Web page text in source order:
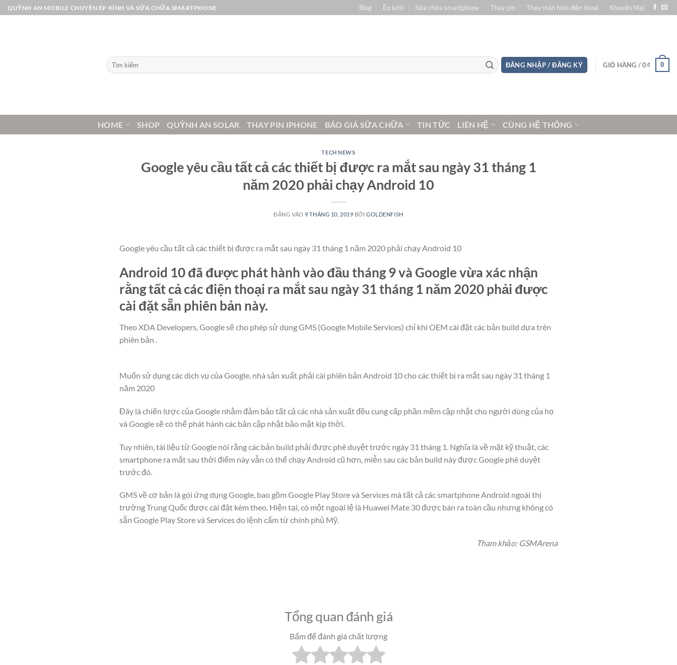
Bỏ
qua
QUỲNH AN MOBILE CHUYÊN ÉP KÍNH VÀ SỬA CHỮA SMARTPHONE Blog Ép kính Sửa chữa smartphone Thay pin Thay màn hình điện thoại Khuyến Mại
Tìm
kiếm:
ĐĂNG NHẬP / ĐĂNG KÝ GIỎ HÀNG /0₫ 0
HOME SHOP QUỲNH AN SOLAR THAY PIN IPHONE BÁO GIÁ SỬA CHỮA TIN TỨC LIÊN HỆ CÙNG HỆ THỐNG
TECH NEWS
Google yêu cầu tất cả các thiết bị được ra mắt sau ngày 31 tháng 1
năm 2020 phải chạy Android 10
ĐĂNG VÀO9 THÁNG 10, 2019 BỞIGOLDENFISH
Google yêu cầu tất cả các thiết bị được ra mắt sau ngày 31 tháng 1 năm 2020 phải chạy Android 10
Android 10 đã được phát hành vào đầu tháng 9 và Google vừa xác nhận
rằng tất cả các điện thoại ra mắt sau ngày 31 tháng 1 năm 2020 phải được
cài đặt sẵn phiên bản này.
Theo XDA Developers, Google sẽ cho phép sử dụng GMS (Google Mobile Services) chỉ khi OEM cài đặt các bản build dựa trên
phiên bản .
Muốn sử dụng các dịch vụ của Google, nhà sản xuất phải cài phiên bản Android 10 cho các thiết bị ra mắt sau ngày 31 tháng 1
năm 2020
Đây là chiến lược của Google nhằm đảm bảo tất cả các nhà sản xuất đều cung cấp phần mềm cập nhật cho người dùng của họ
và Google sẽ có thể phát hành các bản cập nhật bảo mật kịp thời.
Tuy nhiên, tài liệu từ Google nói rằng các bản build phải được phê duyệt trước ngày 31 tháng 1. Nghĩa là về mặt kỹ thuật, các
smartphone ra mắt sau thời điểm này vẫn có thể chạy Android cũ hơn, miễn sau các bản build này được Google phê duyệt
trước đó.
GMS về cơ bản là gói ứng dụng Google, bao gồm Google Play Store và Services mà tất cả các smartphone Android ngoài thị
trường Trung Quốc được cài đặt kèm theo. Hiện tại, có một ngoại lệ là Huawei Mate 30 được bán ra toàn cầu nhưng không có
sẵn Google Play Store và Services do lệnh cấm từ chính phủ Mỹ.
Tham khảo: GSMArena
Tổng quan đánh giá
Bấm để đánh giá chất lượng